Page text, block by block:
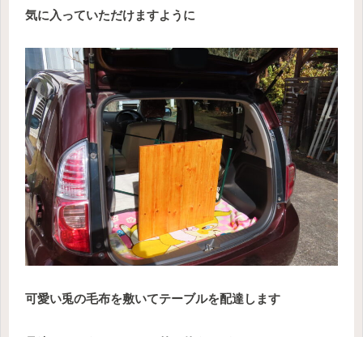
気に入っていただけますように
可愛い兎の毛布を敷いてテーブルを配達します